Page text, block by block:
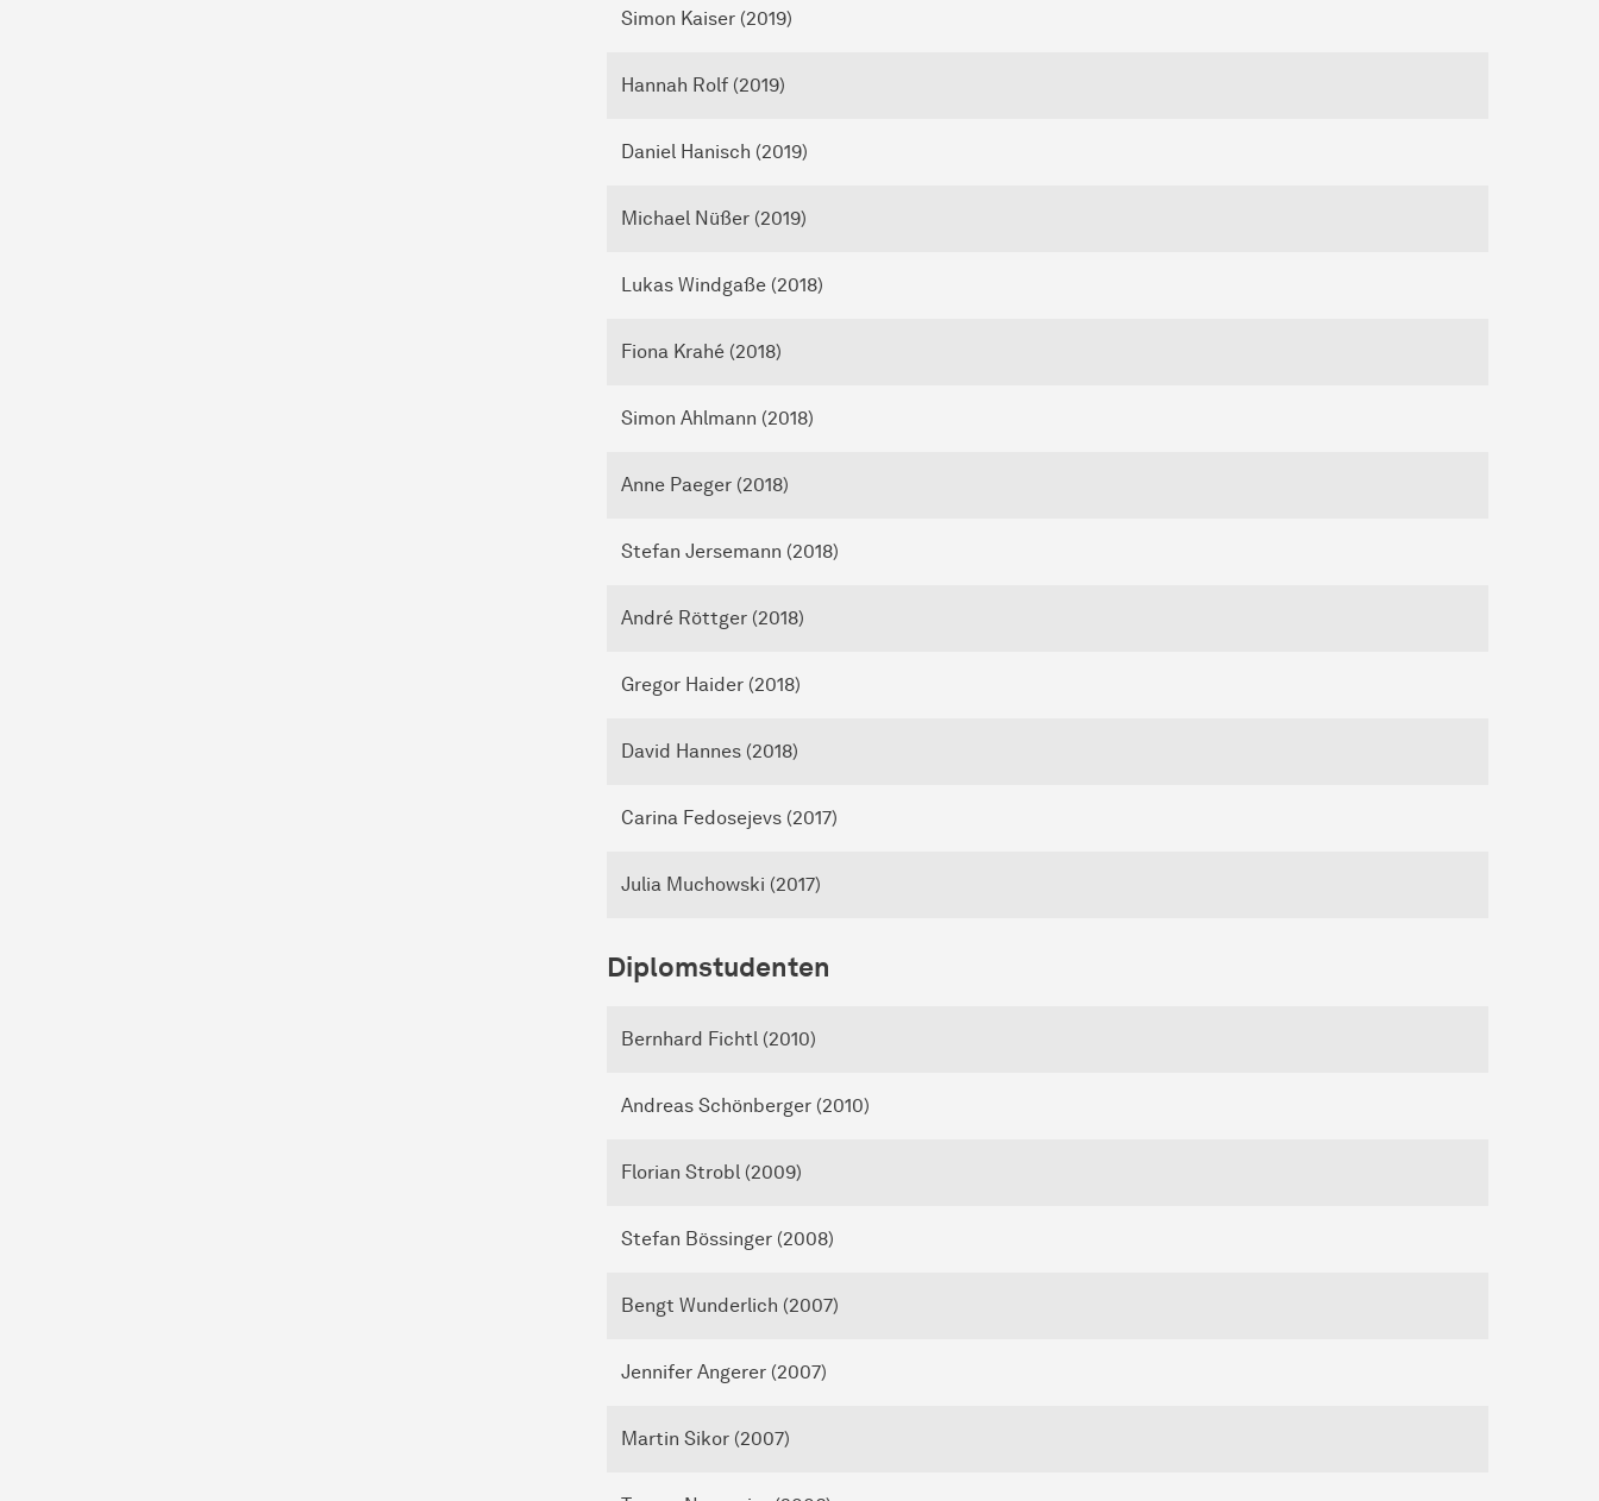
Simon Kaiser (2019)
Hannah Rolf (2019)
Daniel Hanisch (2019)
Michael Nüßer (2019)
Lukas Windgaße (2018)
Fiona Krahé (2018)
Simon Ahlmann (2018)
Anne Paeger (2018)
Stefan Jersemann (2018)
André Röttger (2018)
Gregor Haider (2018)
David Hannes (2018)
Carina Fedosejevs (2017)
Julia Muchowski (2017)
Diplomstudenten
Bernhard Fichtl (2010)
Andreas Schönberger (2010)
Florian Strobl (2009)
Stefan Bössinger (2008)
Bengt Wunderlich (2007)
Jennifer Angerer (2007)
Martin Sikor (2007)